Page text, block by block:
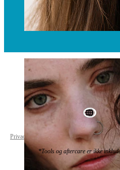
World
Privacy policy Cookie settings
*Tools og aftercare er ikke